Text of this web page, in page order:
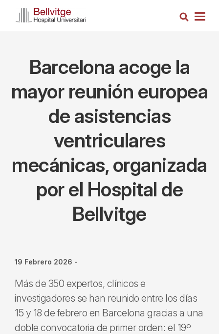
Busca
Barcelona acoge la
mayor reunión europea
de asistencias
ventriculares
mecánicas, organizada
por el Hospital de
Bellvitge
19 Febrero 2026 -
Más de 350 expertos, clínicos e
investigadores se han reunido entre los días
15 y 18 de febrero en Barcelona gracias a una
doble convocatoria de primer orden: el 19º